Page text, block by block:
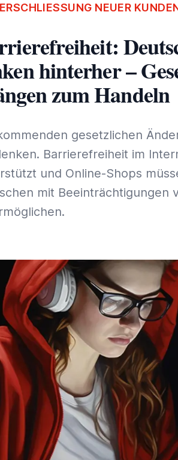
NEUER
hinterher –
zum Handeln
gesetzlichen
Barrierefreiheit im
und Online-Shops
mit Beeinträchtigungen